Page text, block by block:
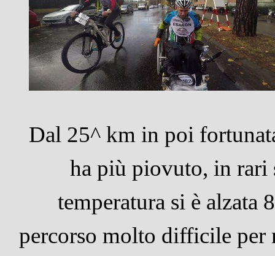
Dal 25^ km in poi
ha più piovuto, in rari
temperatura si è
percorso molto difficile